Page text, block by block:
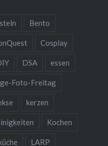
Bento
Cosplay
DSA essen
Foto-Freitag
kerzen
Kochen
LARP